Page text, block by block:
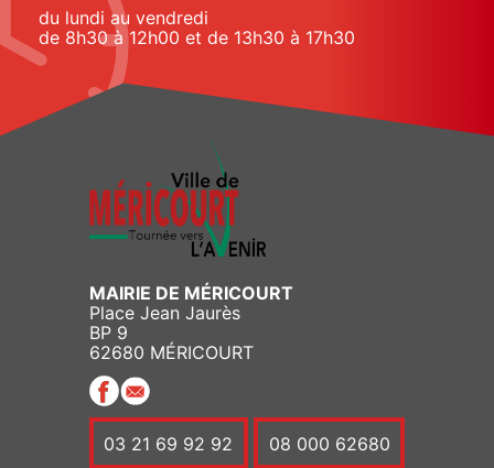
du lundi au vendredi
de 8h30 à 12h00 et de 13h30 à 17h30
MAIRIE DE MÉRICOURT
Place Jean Jaurès
BP 9
62680 MÉRICOURT
03 21 69 92 92 08 000 62680